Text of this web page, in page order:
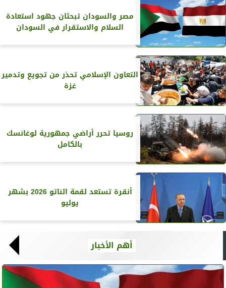
مصر والسودان تبحثان جهود استعادة
السلام والاستقرار في السودان
التعاون الإسلامي تحذر من تجويع وتدمير
غزة
روسيا تحرر أراضي جمهورية لوغانسك
بالكامل
أنقرة تستعد لقمة الناتو 2026 بشهر
يوليو
أهم الأخبار